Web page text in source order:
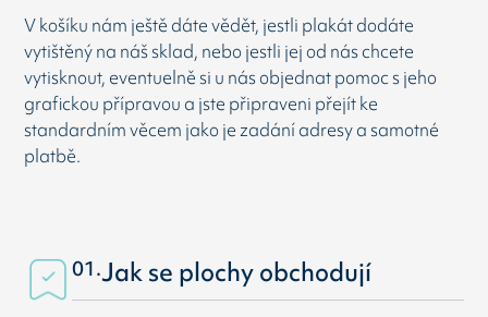
V košíku nám ještě dáte vědět, jestli plakát dodáte
vytištěný na náš sklad, nebo jestli jej od nás chcete
vytisknout, eventuelně si u nás objednat pomoc s jeho
grafickou přípravou a jste připraveni přejít ke
standardním věcem jako je zadání adresy a samotné
platbě.
01.Jak se plochy obchodují